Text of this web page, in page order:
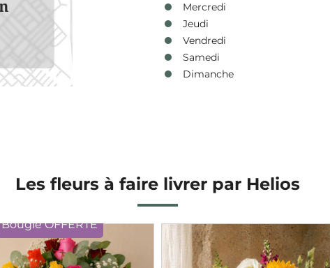
Mercredi
Jeudi
Vendredi
Samedi
Dimanche
Les fleurs à faire livrer par Helios
Bougie OFFERTE